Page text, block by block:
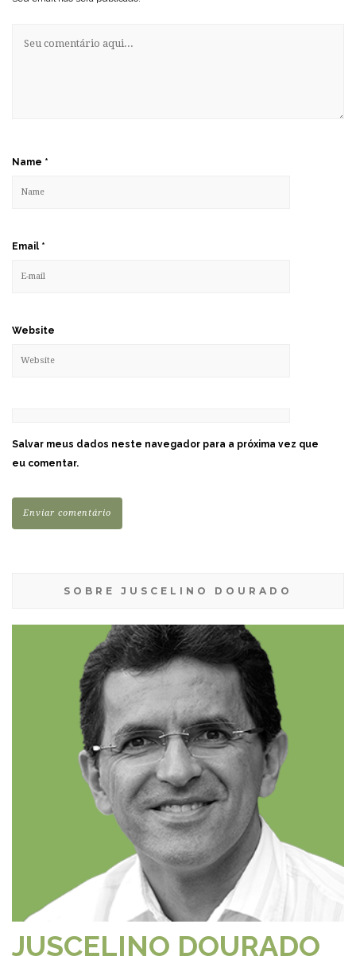
Name *
Email *
Website
Salvar meus dados neste navegador para a próxima vez que
eu comentar.
SOBRE JUSCELINO DOURADO
JUSCELINO DOURADO